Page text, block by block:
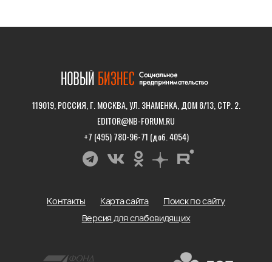
119019, РОССИЯ, Г. МОСКВА, УЛ. ЗНАМЕНКА, ДОМ 8/13, СТР. 2.
EDITOR@NB-FORUM.RU
+7 (495) 780-96-71 (доб. 4054)
Контакты Карта сайта
Поиск по сайту
Версия для слабовидящих